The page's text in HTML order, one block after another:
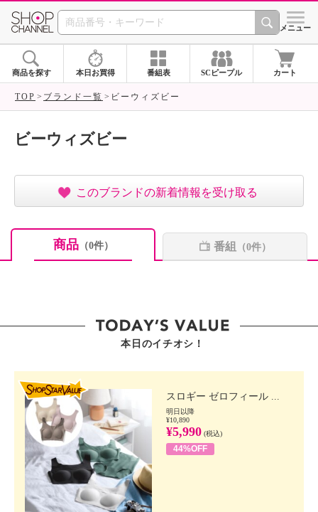
SHOP CHANNEL ショッ
メニュー
商品を探す 本日お買得 番組表 SCピープル カート
TOP ブランド一覧 ビーウィズビー
ビーウィズビー
このブランドの新着情報を受け取る
商品（0件） 番組 （0件）
本日のイチオシ！
スロギー ゼロフィール ...
明日以降
¥10,890
¥5,990 (税込)
44%OFF